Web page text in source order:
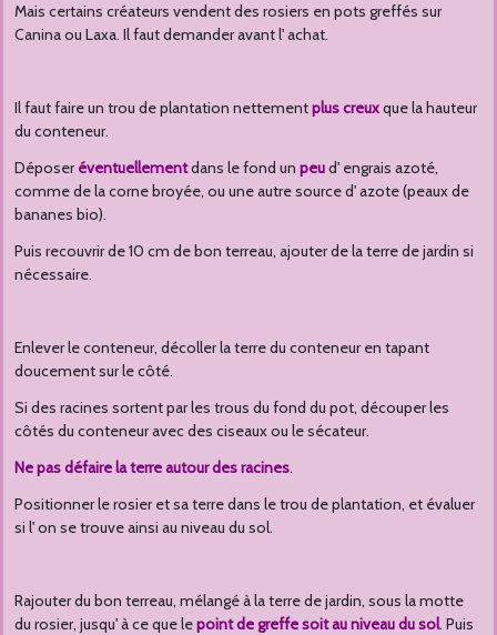
Mais certains créateurs vendent des rosiers en pots greffés sur
Canina ou Laxa. Il faut demander avant l' achat.
Il faut faire un trou de plantation nettementplus creuxque la hauteur
du conteneur.
Déposeréventuellementdans le fond un peud' engrais azoté,
comme de la corne broyée, ou une autre source d' azote (peaux de
bananes bio).
Puis recouvrir de 10 cm de bon terreau, ajouter de la terre de jardin si
nécessaire.
Enlever le conteneur, décoller la terre du conteneur en tapant
doucement sur le côté.
Si des racines sortent par les trous du fond du pot, découper les
côtés du conteneur avec des ciseaux ou le sécateur.
Ne pas défaire la terre autour des racines.
Positionner le rosier et sa terre dans le trou de plantation, et évaluer
si l' on se trouve ainsi au niveau du sol.
Rajouter du bon terreau, mélangé à la terre de jardin, sous la motte
du rosier, jusqu' à ce que lepoint de greffe soit au niveau du sol. Puis